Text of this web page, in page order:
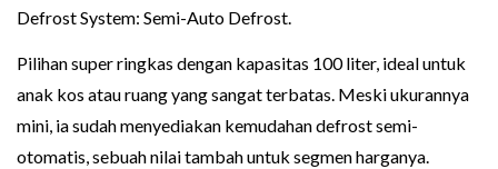
Defrost System: Semi-Auto Defrost.
Pilihan super ringkas dengan kapasitas 100 liter, ideal untuk
anak kos atau ruang yang sangat terbatas. Meski ukurannya
mini, ia sudah menyediakan kemudahan defrost semi-
otomatis, sebuah nilai tambah untuk segmen harganya.